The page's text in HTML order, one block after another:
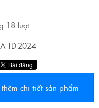
18 lượt
TD-2024
chi tiết sản phẩm